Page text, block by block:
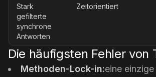
Stark
gefilterte
synchrone
Antworten
Zeitorientiert
Die häufigsten Fehler von
Methoden-Lock-in:eine